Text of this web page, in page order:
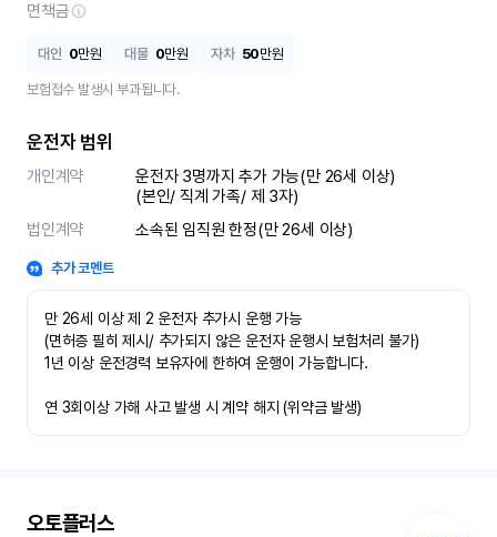
면책금
대인 0만원 대물 0만원 자차 50만원
보험접수 발생시 부과됩니다.
운전자 범위
개인계약
운전자 3명까지 추가 가능(만 26세 이상)
(본인/ 직계 가족/ 제 3자)
법인계약
소속된 임직원 한정(만 26세 이상)
추가 코멘트
만 26세 이상 제 2 운전자 추가시 운행 가능
(면허증 필히 제시/ 추가되지 않은 운전자 운행시 보험처리 불가)
1년 이상 운전경력 보유자에 한하여 운행이 가능합니다.
연 3회이상 가해 사고 발생 시 계약 해지 (위약금 발생)
오토플러스